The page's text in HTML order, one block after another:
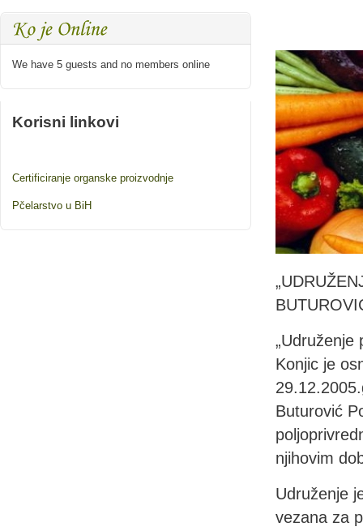
We have 5 guests and no members online
Korisni linkovi
Certificiranje organske proizvodnje
Pčelarstvo u BiH
„Udruženje
Konjic je
Buturović
njihovim
Udruženje
vezana za